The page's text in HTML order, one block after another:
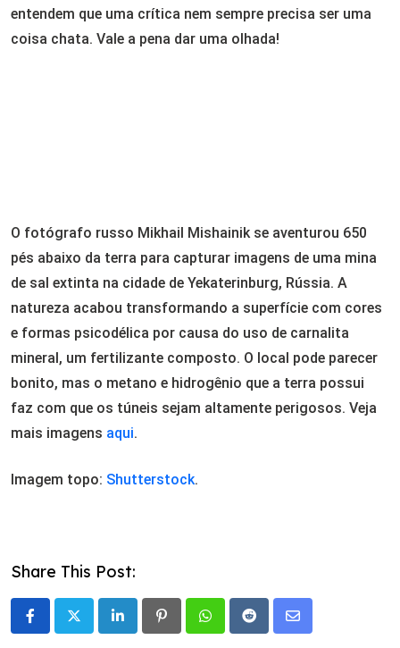
entendem que uma crítica nem sempre precisa ser uma
coisa chata. Vale a pena dar uma olhada!
O fotógrafo russo Mikhail Mishainik se aventurou 650
pés abaixo da terra para capturar imagens de uma mina
de sal extinta na cidade de Yekaterinburg, Rússia. A
natureza acabou transformando a superfície com cores
e formas psicodélica por causa do uso de carnalita
mineral, um fertilizante composto. O local pode parecer
bonito, mas o metano e hidrogênio que a terra possui
faz com que os túneis sejam altamente perigosos. Veja
mais imagens aqui.
Imagem topo: Shutterstock.
Share This Post:
LinkedIn PinterestWhatsappRedditShare